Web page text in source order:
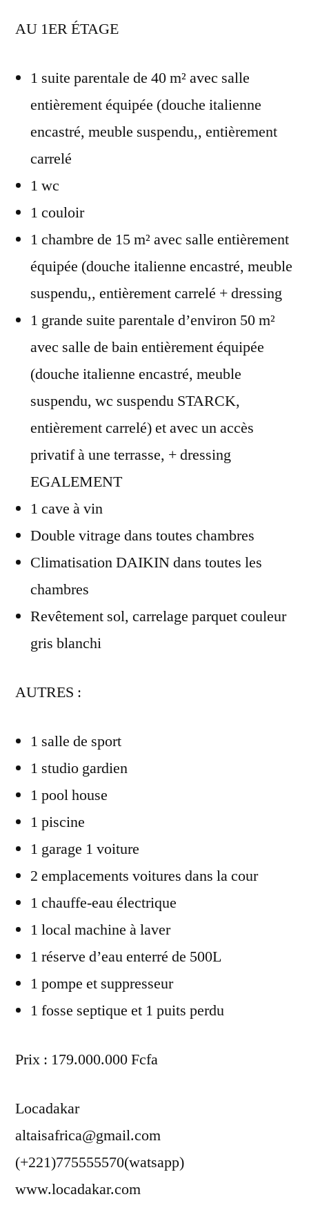
AU 1ER ÉTAGE
1 suite parentale de 40 m² avec salle
entièrement équipée (douche italienne
encastré, meuble suspendu,, entièrement
carrelé
1 wc
1 couloir
1 chambre de 15 m² avec salle entièrement
équipée (douche italienne encastré, meuble
suspendu,, entièrement carrelé + dressing
1 grande suite parentale d’environ 50 m²
avec salle de bain entièrement équipée
(douche italienne encastré, meuble
suspendu, wc suspendu STARCK,
entièrement carrelé) et avec un accès
privatif à une terrasse, + dressing
EGALEMENT
1 cave à vin
Double vitrage dans toutes chambres
Climatisation DAIKIN dans toutes les
chambres
Revêtement sol, carrelage parquet couleur
gris blanchi
AUTRES :
1 salle de sport
1 studio gardien
1 pool house
1 piscine
1 garage 1 voiture
2 emplacements voitures dans la cour
1 chauffe-eau électrique
1 local machine à laver
1 réserve d’eau enterré de 500L
1 pompe et suppresseur
1 fosse septique et 1 puits perdu
Prix : 179.000.000 Fcfa
Locadakar
altaisafrica@gmail.com
(+221)775555570(watsapp)
www.locadakar.com